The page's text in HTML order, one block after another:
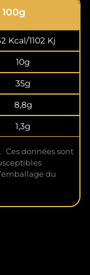
Kcal/1102 Kj
10g
35g
8,8g
1,3g
Ces données sont
du